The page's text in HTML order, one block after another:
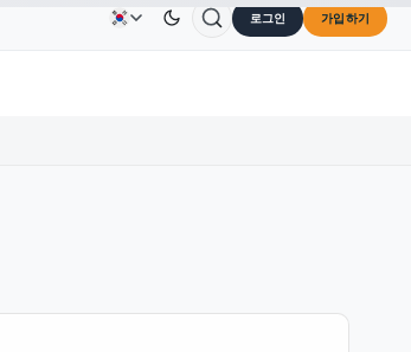
US$0.3264 ↓0.30% DogecoinDOGE US$0.0707
문의하기회사 소개 로그인 가입하기